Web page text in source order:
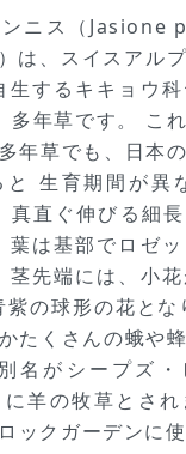
ニス（Jasione
は、スイスアル
生するキキョウ
多年草です。 こ
年草でも、日本
と 生育期間が異
真直ぐ伸びる細
は基部でロゼ
茎先端には、小
の球形の花とな
たくさんの蛾や
名がシープズ
羊の牧草とされ
ックガーデンに使